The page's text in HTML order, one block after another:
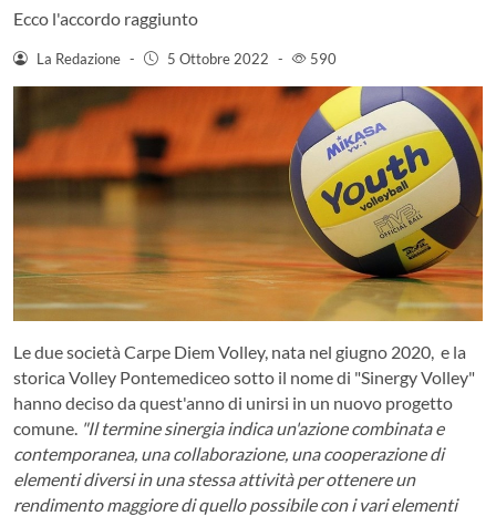
Ecco l'accordo raggiunto
La Redazione - 5 Ottobre 2022 - 590
Le due società Carpe Diem Volley, nata nel giugno 2020, e la
storica Volley Pontemediceo sotto il nome di "Sinergy Volley"
hanno deciso da quest'anno di unirsi in un nuovo progetto
comune. "Il termine sinergia indica un'azione combinata e
contemporanea, una collaborazione, una cooperazione di
elementi diversi in una stessa attività per ottenere un
rendimento maggiore di quello possibile con i vari elementi